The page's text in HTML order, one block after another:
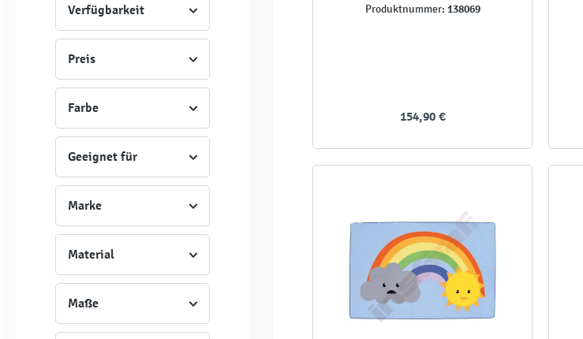
Verfügbarkeit
Preis
Farbe
Geeignet für
Marke
Material
Maße
Produktnummer: 138069
154,90 €